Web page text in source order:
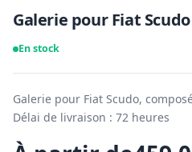
Galerie pour Fiat
En stock
Galerie pour Fiat Scudo,
Délai de livraison : 72 heures